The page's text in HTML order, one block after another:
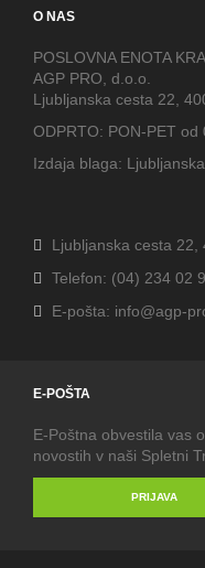
O NAS
POSLOVNA ENOTA
AGP PRO, d.o.o.
Ljubljanska cesta 22,
ODPRTO: PON-PET od
Izdaja blaga:
Ljubljanska cesta 22,
Telefon: (04) 234 02
E-pošta: info@agp-
E-POŠTA
E-Poštna obvestila vas
novostih v naši Spletni
PRIJAVA